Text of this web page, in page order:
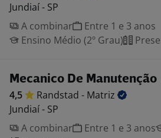
Jundiaí - SP
A combinar
Entre 1 e 3 anos
Ensino Médio (2º Grau)
Mecanico De Manutenção
4,5 Randstad - Matriz
Jundiaí - SP
A combinar
Entre 1 e 3 anos